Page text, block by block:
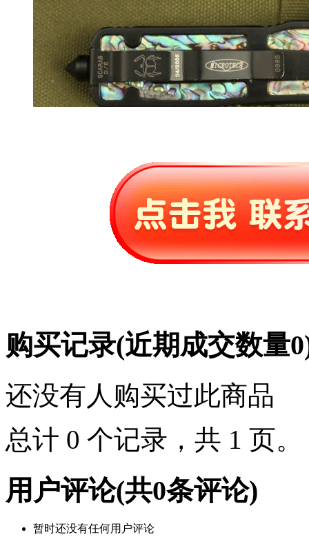
购买记录(近期成交数量0
还没有人购买过此商品
总计 0 个记录，共 1 页。
用户评论(共0条评论)
暂时还没有任何用户评论